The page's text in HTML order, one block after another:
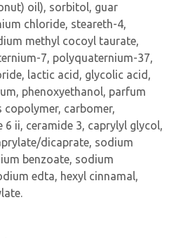
oil), sorbitol, guar
chloride, steareth-4,
methyl cocoyl taurate,
7, polyquaternium-37,
lactic acid, glycolic acid,
phenoxyethanol, parfum
copolymer, carbomer,
6 ii, ceramide 3, caprylyl glycol,
dicaprate, sodium
benzoate, sodium
edta, hexyl cinnamal,